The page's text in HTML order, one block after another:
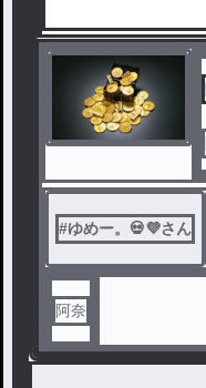
#ゆめー。💀💜‪さん
阿奈